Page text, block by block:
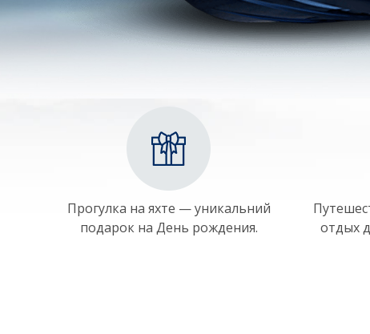
Прогулка на яхте — уникальний
подарок на День рождения.
отдых